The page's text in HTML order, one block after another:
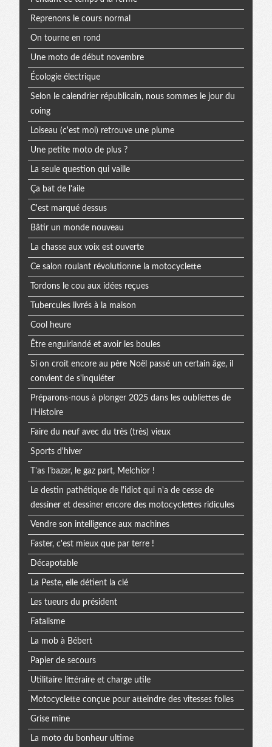
Reprenons le cours normal
On tourne en rond
Une moto de début novembre
Écologie électrique
Selon le calendrier républicain, nous sommes le jour du
coing
Loiseau (c'est moi) retrouve une plume
Une petite moto de plus ?
La seule question qui vaille
Ça bat de l'aile
C'est marqué dessus
Bâtir un monde nouveau
La chasse aux voix est ouverte
Ce salon roulant révolutionne la motocyclette
Tordons le cou aux idées reçues
Tubercules livrés à la maison
Cool heure
Être enguirlandé et avoir les boules
Si on croit encore au père Noël passé un certain âge, il
convient de s'inquiéter
Préparons-nous à plonger 2025 dans les oubliettes de
l'Histoire
Faire du neuf avec du très (très) vieux
Sports d'hiver
T'as l'bazar, le gaz part, Melchior !
Le destin pathétique de l'idiot qui n'a de cesse de
dessiner et dessiner encore des motocyclettes ridicules
Vendre son intelligence aux machines
Faster, c'est mieux que par terre !
Décapotable
La Peste, elle détient la clé
Les tueurs du président
Fatalisme
La mob à Bébert
Papier de secours
Utilitaire littéraire et charge utile
Motocyclette conçue pour atteindre des vitesses folles
Grise mine
La moto du bonheur ultime